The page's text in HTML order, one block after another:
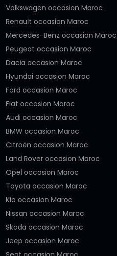
Volkswagen occasion Maroc
Renault occasion Maroc
Mercedes-Benz occasion Maroc
Peugeot occasion Maroc
Dacia occasion Maroc
Hyundai occasion Maroc
Ford occasion Maroc
Fiat occasion Maroc
Audi occasion Maroc
BMW occasion Maroc
Citroën occasion Maroc
Land Rover occasion Maroc
Opel occasion Maroc
Toyota occasion Maroc
Kia occasion Maroc
Nissan occasion Maroc
Skoda occasion Maroc
Jeep occasion Maroc